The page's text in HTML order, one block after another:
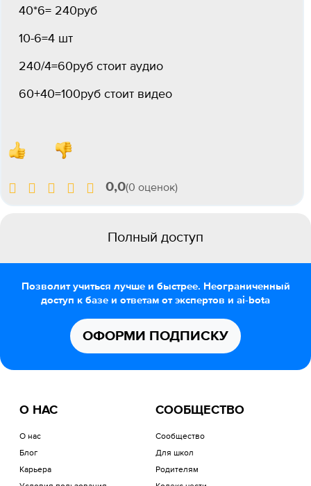
40*6= 240руб
10-6=4 шт
240/4=60руб стоит аудио
60+40=100руб стоит видео
0,0(0 оценок)
Полный доступ
Позволит учиться лучше и быстрее. Неограниченный
доступ к базе и ответам от экспертов и ai-bota
ОФОРМИ ПОДПИСКУ
О НАС
О нас
Блог
Карьера
СООБЩЕСТВО
Сообщество
Для школ
Родителям